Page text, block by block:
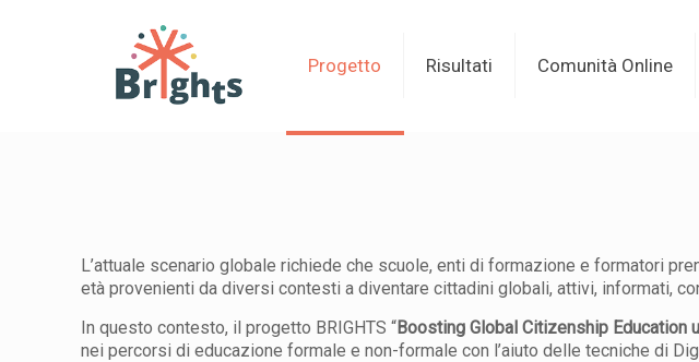
Progetto Risultati Comunità Online
L’attuale scenario globale richiede che scuole, enti di formazione e formatori
età provenienti da diversi contesti a diventare cittadini globali, attivi, informati,
In questo contesto, il progetto BRIGHTS “Boosting Global Citizenship
nei percorsi di educazione formale e non-formale con l’aiuto delle tecniche di